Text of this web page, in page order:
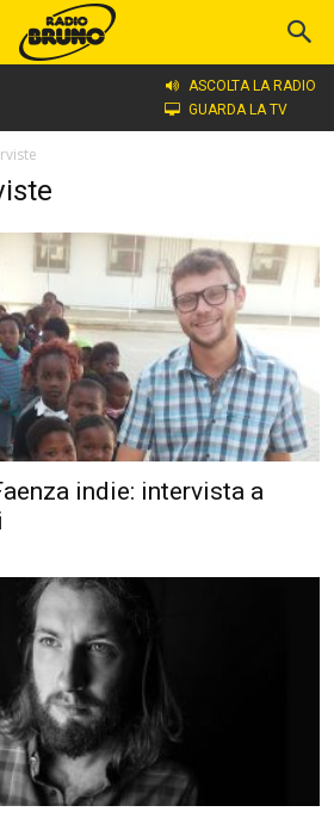
ASCOLTA LA RADIO
GUARDA LA TV
indie: intervista a